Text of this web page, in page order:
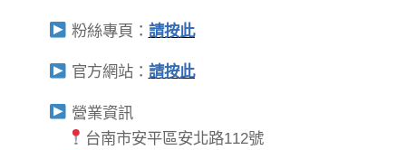
粉絲專頁： 請按此
官方網站： 請按此
營業資訊
台南市安平區安北路112號